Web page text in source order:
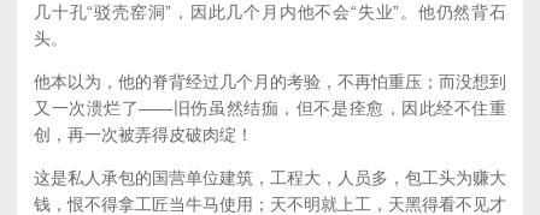
几十孔“驳壳窑洞”，因此几个月内他不会“失业”。他仍然背石
头。
他本以为，他的脊背经过几个月的考验，不再怕重压；而没想到
又一次溃烂了——旧伤虽然结痂，但不是痊愈，因此经不住重
创，再一次被弄得皮破肉绽！
这是私人承包的国营单位建筑，工程大，人员多，包工头为赚大
钱，恨不得拿工匠当牛马使用；天不明就上工，天黑得看不见才